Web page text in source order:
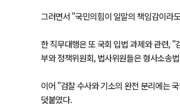
그러면서 "국민의힘이 일말의 책임감이라
한 직무대행은 또 국회 입법 과제와 관련,
부와 정책위원회, 법사위원들은 형사소송
이어 "검찰 수사와 기소의 완전 분리에는
덧붙였다.